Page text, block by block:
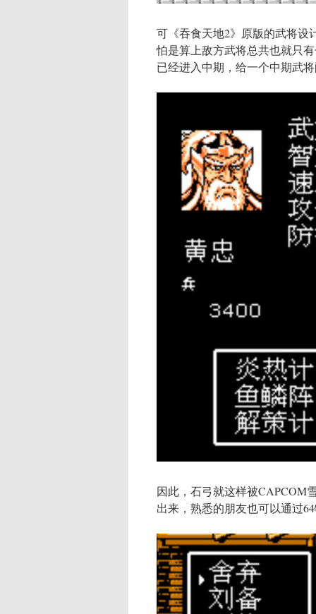
可《吞食天地2》原版的武将设
怕是算上敌方武将总共也就只
已经进入中期，给一个中期武
因此，石弓就这样被CAPCOM
出来，熟悉的朋友也可以通过